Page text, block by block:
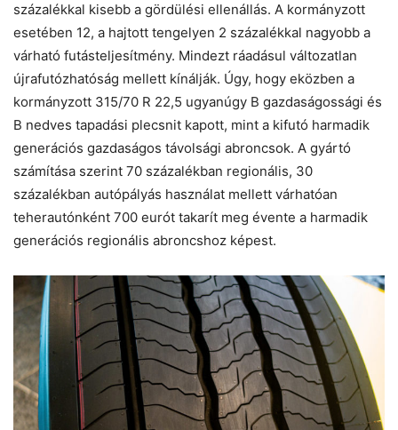
százalékkal kisebb a gördülési ellenállás. A kormányzott
esetében 12, a hajtott tengelyen 2 százalékkal nagyobb a
várható futásteljesítmény. Mindezt ráadásul változatlan
újrafutózhatóság mellett kínálják. Úgy, hogy eközben a
kormányzott 315/70 R 22,5 ugyanúgy B gazdaságossági és
B nedves tapadási plecsnit kapott, mint a kifutó harmadik
generációs gazdaságos távolsági abroncsok. A gyártó
számítása szerint 70 százalékban regionális, 30
százalékban autópályás használat mellett várhatóan
teherautónként 700 eurót takarít meg évente a harmadik
generációs regionális abroncshoz képest.